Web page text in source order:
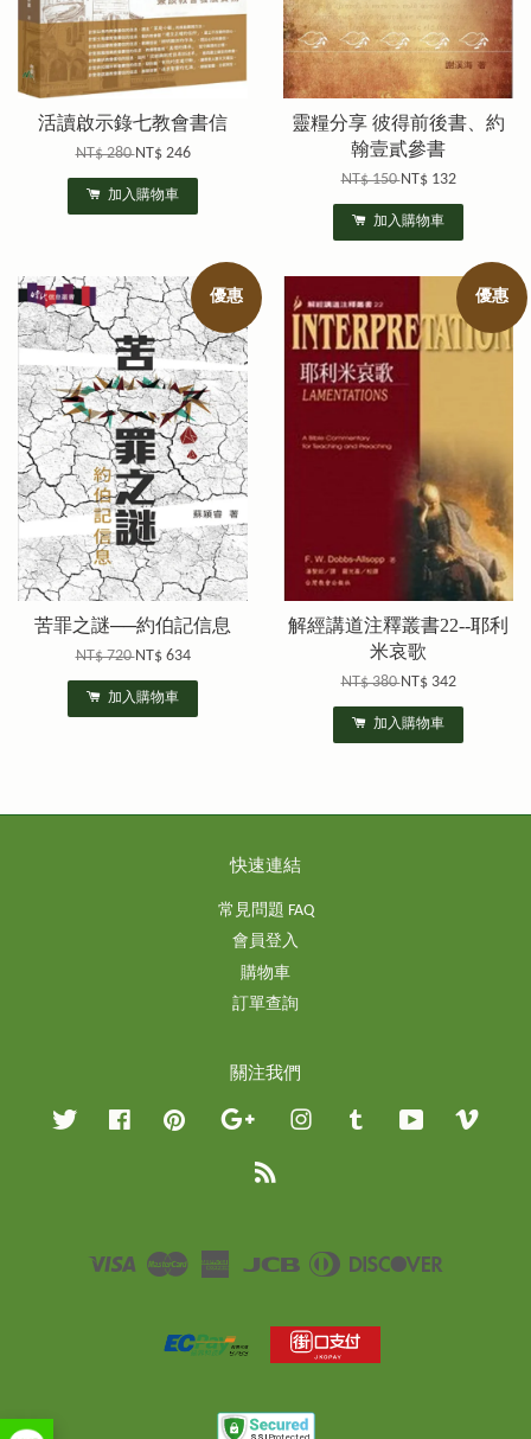
活讀啟示錄七教會書信
NT$ 280NT$ 246
加入購物車
靈糧分享 彼得前後書、約
翰壹貳參書
NT$ 150NT$ 132
加入購物車
優惠
苦罪之謎──約伯記信息
NT$ 720NT$ 634
加入購物車
優惠
解經講道注釋叢書22--耶利
米哀歌
NT$ 380NT$ 342
加入購物車
快速連結
常見問題 FAQ
會員登入
購物車
訂單查詢
關注我們
Twitter Facebook Pinterest Google InstagramTumblr YouTube
Visa Master
American
JCB
Diners